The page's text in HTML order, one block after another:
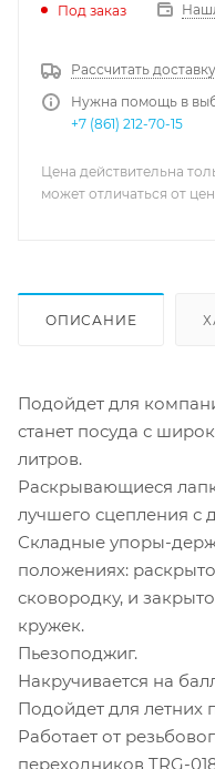
Под заказ
Рассчитать доставку
Нужна помощь в
+7 (861) 212-70-15
Цена действительна
может отличаться от
ОПИСАНИЕ
Подойдет для
станет посуда с
литров.
Раскрывающиеся
лучшего сцепления с
Складные упоры-
положениях:
сковородку, и
кружек.
Пьезоподжиг.
Накручивается на
Подойдет для летних
Работает от
переходников TRG-